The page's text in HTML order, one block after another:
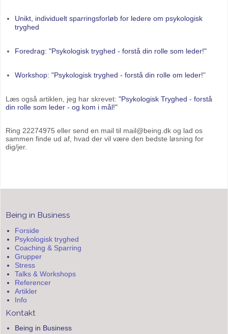
Unikt, individuelt sparringsforløb for ledere om psykologisk
tryghed
Foredrag: "Psykologisk tryghed - forstå din rolle som leder!"
Workshop: "Psykologisk tryghed - forstå din rolle om leder!"
Læs også artiklen, jeg har skrevet: "Psykologisk Tryghed - forstå
din rolle som leder - og kom i mål!"
Ring 22274975 eller send en mail til mail@being.dk og lad os
sammen finde ud af, hvad der vil være den bedste løsning for
dig/jer.
Being in Business
Forside
Psykologisk tryghed
Coaching & Sparring
Grupper
Stress
Talks & Workshops
Referencer
Artikler
Info
Kontakt
Being in Business